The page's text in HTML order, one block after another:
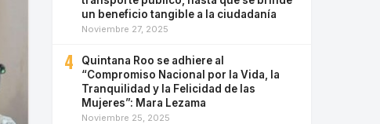
un beneficio tangible a la ciudadanía
Noviembre 27, 2025
4
Quintana Roo se adhiere al
“Compromiso Nacional por la Vida, la
Tranquilidad y la Felicidad de las
Mujeres”: Mara Lezama
Noviembre 25, 2025